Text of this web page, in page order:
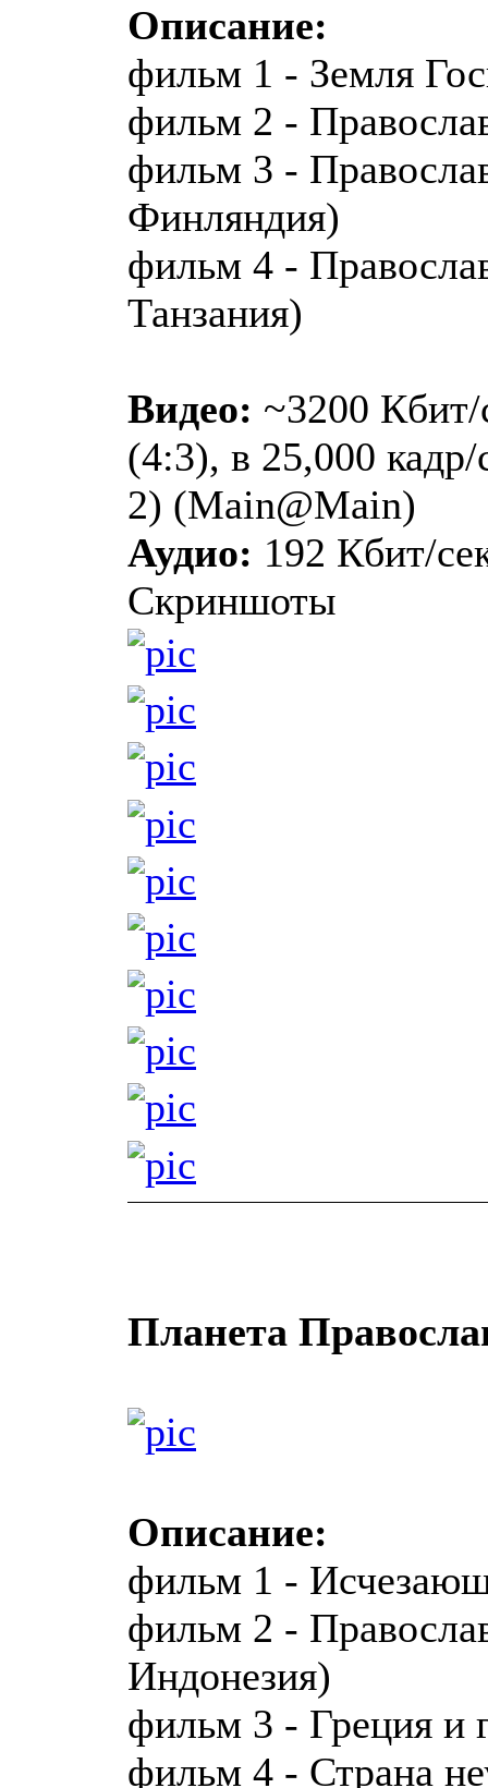
Описание:
фильм 1 - Земля
фильм 2 -
фильм 3 -
Финляндия)
фильм 4 -
Танзания)
Видео: ~3200
(4:3), в 25,000
2) (Main@Main)
Аудио: 192 Кбит/
Скриншоты
Планета
Описание:
фильм 1 -
фильм 2 -
Индонезия)
фильм 3 - Греция и
фильм 4 - Страна